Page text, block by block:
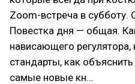
Zoom-встреча в субботу.
Повестка дня — общая.
нависающего регулятора,
стандарты, как
самые новые кн…